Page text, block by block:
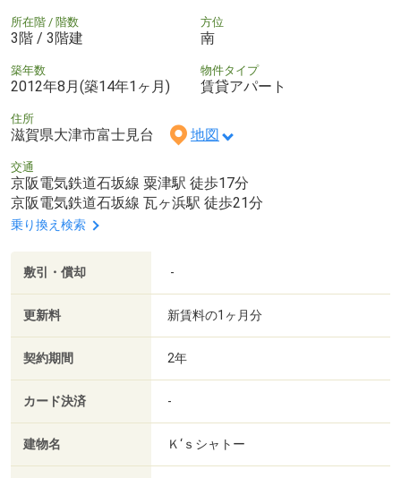
所在階 / 階数
3階 / 3階建
方位
南
築年数
2012年8月(築14年1ヶ月)
物件タイプ
賃貸アパート
住所
滋賀県大津市富士見台 地図
交通
京阪電気鉄道石坂線 粟津駅 徒歩17分
京阪電気鉄道石坂線 瓦ヶ浜駅 徒歩21分
乗り換え検索
敷引・償却 -
更新料 新賃料の1ヶ月分
契約期間 2年
カード決済 -
建物名 Ｋ‘ｓシャトー